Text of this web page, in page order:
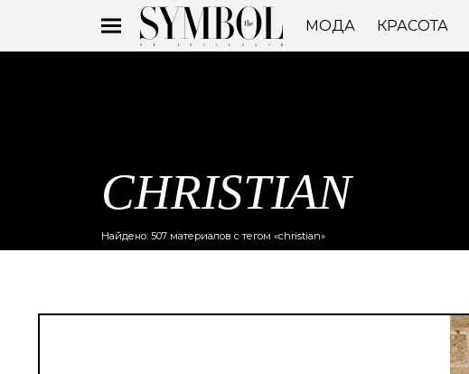
МОДА КРАСОТА
CHRISTIAN
Найдено: 507 материалов с тегом «christian»